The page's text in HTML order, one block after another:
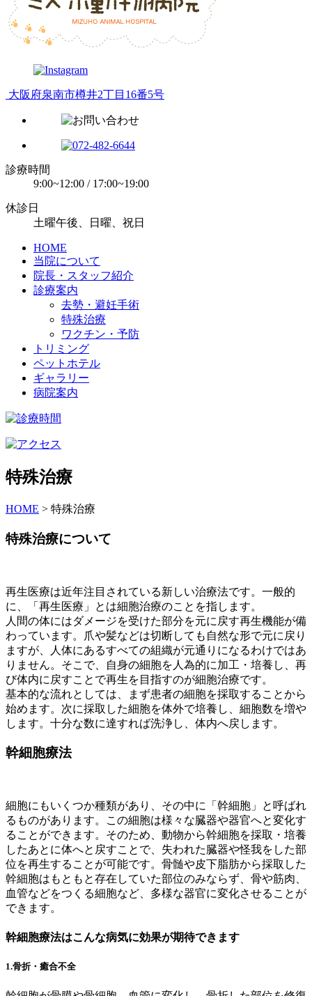
大阪府泉南市樽井2丁目16番5号
診療時間
9:00~12:00 / 17:00~19:00
休診日
土曜午後、日曜、祝日
HOME
当院について
院長・スタッフ紹介
診療案内
去勢・避妊手術
特殊治療
ワクチン・予防
トリミング
ペットホテル
ギャラリー
病院案内
特殊治療
HOME > 特殊治療
特殊治療について
再生医療は近年注目されている新しい治療法です。一般的
に、「再生医療」とは細胞治療のことを指します。
人間の体にはダメージを受けた部分を元に戻す再生機能が備
わっています。爪や髪などは切断しても自然な形で元に戻り
ますが、人体にあるすべての組織が元通りになるわけではあ
りません。そこで、自身の細胞を人為的に加工・培養し、再
び体内に戻すことで再生を目指すのが細胞治療です。
基本的な流れとしては、まず患者の細胞を採取することから
始めます。次に採取した細胞を体外で培養し、細胞数を増や
します。十分な数に達すれば洗浄し、体内へ戻します。
幹細胞療法
細胞にもいくつか種類があり、その中に「幹細胞」と呼ばれ
るものがあります。この細胞は様々な臓器や器官へと変化す
ることができます。そのため、動物から幹細胞を採取・培養
したあとに体へと戻すことで、失われた臓器や怪我をした部
位を再生することが可能です。骨髄や皮下脂肪から採取した
幹細胞はもともと存在していた部位のみならず、骨や筋肉、
血管などをつくる細胞など、多様な器官に変化させることが
できます。
幹細胞療法はこんな病気に効果が期待できます
1.骨折・癒合不全